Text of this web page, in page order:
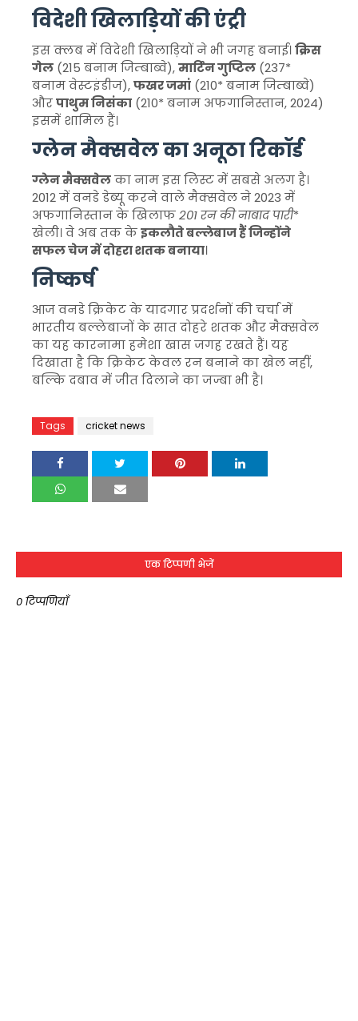
विदेशी खिलाड़ियों की एंट्री
इस क्लब में विदेशी खिलाड़ियों ने भी जगह बनाई।क्रिस
गेल (215 बनाम जिम्बाब्वे),मार्टिन गुप्टिल (237*
बनाम वेस्टइंडीज),फखर जमां (210* बनाम जिम्बाब्वे)
औरपाथुम निसंका (210* बनाम अफगानिस्तान, 2024)
इसमें शामिल हैं।
ग्लेन मैक्सवेल का अनूठा रिकॉर्ड
ग्लेन मैक्सवेलका नाम इस लिस्ट में सबसे अलग है।
2012 में वनडे डेब्यू करने वाले मैक्सवेल ने 2023 में
अफगानिस्तान के खिलाफ201रन की नाबाद पारी*
खेली। वे अब तक केइकलौते बल्लेबाज हैं जिन्होंने
सफल चेज में दोहरा शतक बनाया।
निष्कर्ष
आज वनडे क्रिकेट के यादगार प्रदर्शनों की चर्चा में
भारतीय बल्लेबाजों के सात दोहरे शतक और मैक्सवेल
का यह कारनामा हमेशा खास जगह रखते हैं। यह
दिखाता है कि क्रिकेट केवल रन बनाने का खेल नहीं,
बल्कि दबाव में जीत दिलाने का जज्बा भी है।
Tags cricket news
एक टिप्पणी भेजें
0 टिप्पणियाँ